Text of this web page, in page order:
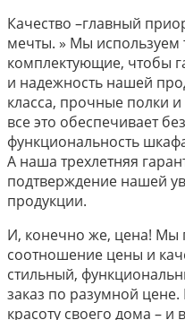
Качество –главный
мечты. » Мы используем
комплектующие, чтобы
и надежность нашей
класса, прочные полки
все это обеспечивает
функциональность
А наша трехлетняя
подтверждение нашей
продукции.
И, конечно же, цена! Мы
соотношение цены и
стильный,
заказ по разумной
красоту своего дома – и